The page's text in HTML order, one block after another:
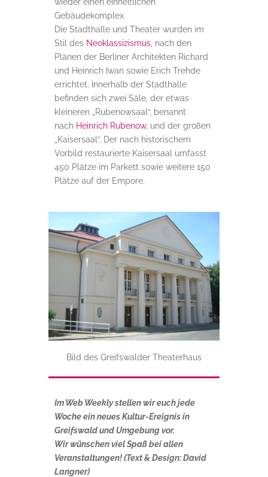
Gebäudekomplex.
Die Stadthalle und Theater wurden im
Stil des Neoklassizismus, nach den
Plänen der Berliner Architekten Richard
und Heinrich Iwan sowie Erich Trehde
errichtet. Innerhalb der Stadthalle
befinden sich zwei Säle, der etwas
kleineren „Rubenowsaal“, benannt
nach Heinrich Rubenow, und der großen
„Kaisersaal“. Der nach historischem
Vorbild restaurierte Kaisersaal umfasst
450 Plätze im Parkett sowie weitere 150
Plätze auf der Empore.
Bild des Greifswalder Theaterhaus
Im Web Weekly stellen wir euch jede
Woche ein neues Kultur-Ereignis in
Greifswald und Umgebung vor.
Wir wünschen viel Spaß bei allen
Veranstaltungen! (Text & Design: David
Langner)